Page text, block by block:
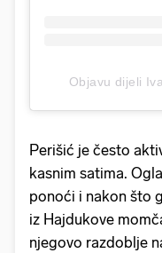
Objavu dijeli
Perišić je često
kasnim satima.
ponoći i nakon što
iz Hajdukove
njegovo razdoblje